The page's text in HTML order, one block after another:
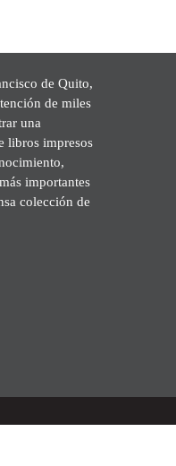
de Quito,
de miles
una
libros impresos
importantes
colección de